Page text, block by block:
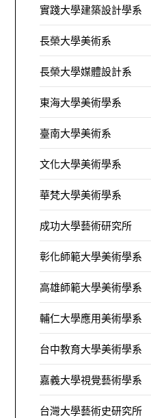
實踐大學建築設計學系
長榮大學美術系
長榮大學媒體設計系
東海大學美術學系
臺南大學美術系
文化大學美術學系
華梵大學美術學系
成功大學藝術研究所
彰化師範大學美術學系
高雄師範大學美術學系
輔仁大學應用美術學系
台中教育大學美術學系
嘉義大學視覺藝術學系
台灣大學藝術史研究所